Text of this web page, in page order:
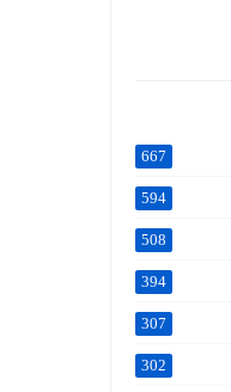
667
594
508
394
307
302